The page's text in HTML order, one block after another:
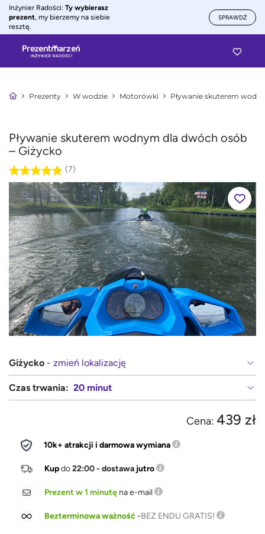
Inżynier Radości: Ty wybierasz
prezent, my bierzemy na siebie
resztę.
SPRAWDŹ
Prezenty W wodzie Motorówki Pływanie skuterem
Pływanie skuterem wodnym dla dwóch osób
– Giżycko
(7)
Giżycko - zmień lokalizację
Czas trwania: 20 minut
Cena: 439 zł
10k+ atrakcji i darmowa wymiana
Kupdo22:00 - dostawa jutro
Prezent w 1 minutę na e-mail
Bezterminowa ważność-BEZ ENDU GRATIS!